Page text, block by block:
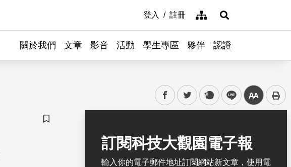
登入 註冊 網站導覽展開搜尋
關於我們 文章 影音 活動 學生專區 夥伴 認證
facebooktwitter plurk line 中
儲存書籤
訂閱科技大觀園電子報
輸入你的電子郵件地址訂閱網站新文章，使用電